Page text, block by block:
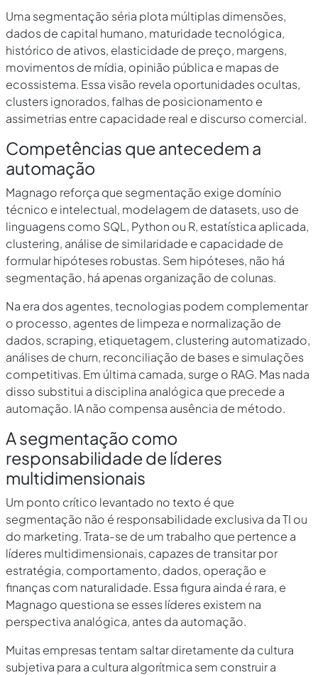
Uma segmentação séria plota múltiplas dimensões,
dados de capital humano, maturidade tecnológica,
histórico de ativos, elasticidade de preço, margens,
movimentos de mídia, opinião pública e mapas de
ecossistema. Essa visão revela oportunidades ocultas,
clusters ignorados, falhas de posicionamento e
assimetrias entre capacidade real e discurso comercial.
Competências que antecedem a
automação
Magnago reforça que segmentação exige domínio
técnico e intelectual, modelagem de datasets, uso de
linguagens como SQL, Python ou R, estatística aplicada,
clustering, análise de similaridade e capacidade de
formular hipóteses robustas. Sem hipóteses, não há
segmentação, há apenas organização de colunas.
Na era dos agentes, tecnologias podem complementar
o processo, agentes de limpeza e normalização de
dados, scraping, etiquetagem, clustering automatizado,
análises de churn, reconciliação de bases e simulações
competitivas. Em última camada, surge o RAG. Mas nada
disso substitui a disciplina analógica que precede a
automação. IA não compensa ausência de método.
A segmentação como
responsabilidade de líderes
multidimensionais
Um ponto crítico levantado no texto é que
segmentação não é responsabilidade exclusiva da TI ou
do marketing. Trata-se de um trabalho que pertence a
líderes multidimensionais, capazes de transitar por
estratégia, comportamento, dados, operação e
finanças com naturalidade. Essa figura ainda é rara, e
Magnago questiona se esses líderes existem na
perspectiva analógica, antes da automação.
Muitas empresas tentam saltar diretamente da cultura
subjetiva para a cultura algorítmica sem construir a